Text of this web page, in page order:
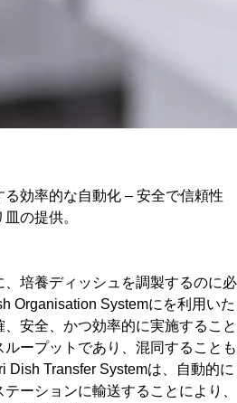
効率的な自動化 – 安全で信頼性
の提供。
培養ディッシュを調製するのに必
Organisation Systemにを利用いた
安全、かつ効率的に実施すること
ープットであり、混同することも
Dish Transfer Systemは、自動的に
ーションに輸送することにより、